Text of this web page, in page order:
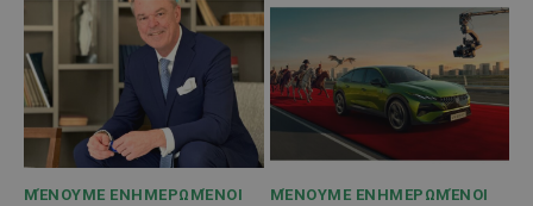
ΜΈΝΟΥΜΕ ΕΝΗΜΕΡΩΜΈΝΟΙ ΜΈΝΟΥΜΕ ΕΝΗΜΕΡΩΜΈΝΟΙ